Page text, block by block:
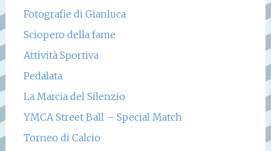
Fotografie di Gianluca
Sciopero della fame
Attività Sportiva
Pedalata
La Marcia del Silenzio
YMCA Street Ball – Special Match
Torneo di Calcio